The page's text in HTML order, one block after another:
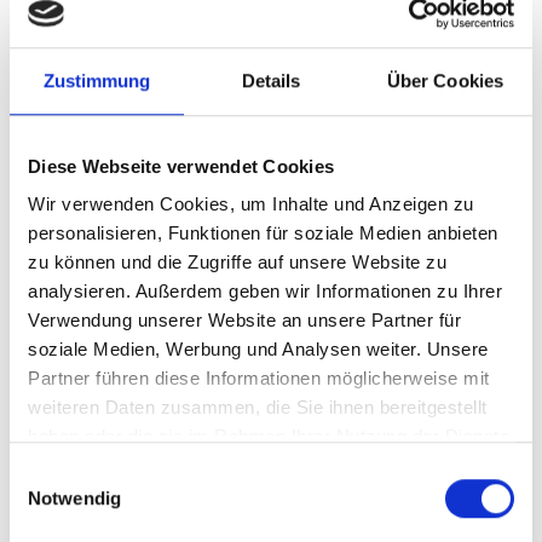
Zustimmung Details Über Cookies
Diese Webseite verwendet Cookies
Wir verwenden Cookies, um Inhalte und Anzeigen zu
personalisieren, Funktionen für soziale Medien anbieten
zu können und die Zugriffe auf unsere Website zu
analysieren. Außerdem geben wir Informationen zu Ihrer
Verwendung unserer Website an unsere Partner für
soziale Medien, Werbung und Analysen weiter. Unsere
Partner führen diese Informationen möglicherweise mit
weiteren Daten zusammen, die Sie ihnen bereitgestellt
Notwendig
Welche Fonds hat die IKI in der
Vergangenheit bedient?
Beispiele für IKI-Fondseinzahlungen:
UNDP Climate Promise: From Pledge to Impact
Climate Syndication Platform
Globaler Klimaschutzfonds (GCPF)
Global EbA Fund - Unterstützung für die
Implementierung und Skalierung von
ökosystembasierter Anpassung
Biodiversitätsfinanzierungsinitiative (BIOFIN II)